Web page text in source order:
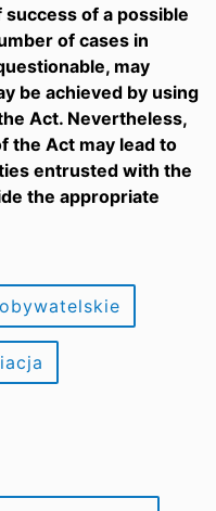
of a possible
of cases in
may
be achieved by using
Act. Nevertheless,
the Act may lead to
entrusted with the
the appropriate